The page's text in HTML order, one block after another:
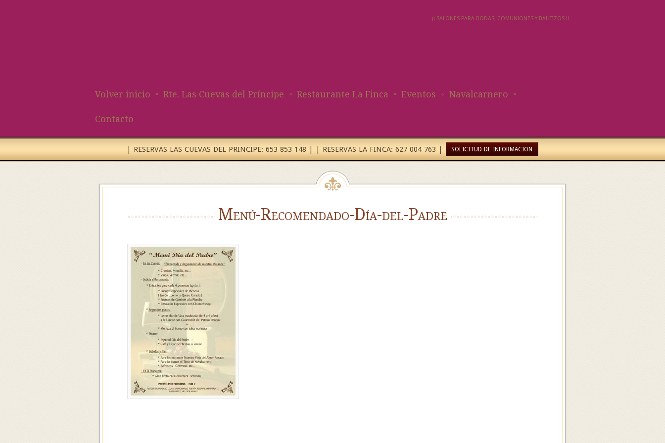
¡¡ SALONES PARA BODAS, COMUNIONES Y BAUTIZOS !!
Volver inicio Rte. Las Cuevas del Príncipe Restaurante La Finca Eventos Navalcarnero
Contacto
| RESERVAS LAS CUEVAS DEL PRINCIPE: 653 853 148 | | RESERVAS LA FINCA: 627 004 763 | SOLICITUD DE INFORMACION
Menú-Recomendado-Día-del-Padre